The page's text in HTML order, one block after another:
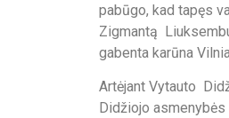
pabūgo, kad tapęs
Zigmantą
gabenta karūna
Artėjant Vytauto
Didžiojo